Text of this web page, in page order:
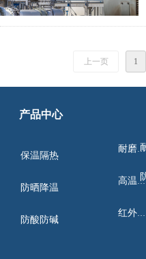
上一页 1
产品中心
耐磨耐蚀
高温热防
红外热辐
保温隔热
防晒降温
防酸防碱